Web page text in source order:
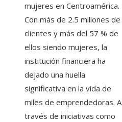
mujeres en Centroamérica.
Con más de 2.5 millones de
clientes y más del 57 % de
ellos siendo mujeres, la
institución financiera ha
dejado una huella
significativa en la vida de
miles de emprendedoras. A
través de iniciativas como